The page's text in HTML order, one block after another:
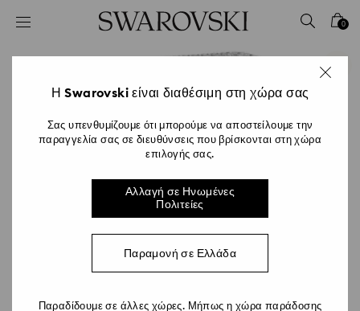
Accesskeys list
2 - Υποσέλιδο
0
Η Swarovski είναι διαθέσιμη στη χώρα σας
Σας υπενθυμίζουμε ότι μπορούμε να αποστείλουμε την
παραγγελία σας σε διευθύνσεις που βρίσκονται στη χώρα
επιλογής σας.
Αλλαγή σε Ηνωμένες
Πολιτείες
Παραμονή σε Ελλάδα
Παραδίδουμε σε άλλες χώρες. Μήπως η χώρα παράδοσης